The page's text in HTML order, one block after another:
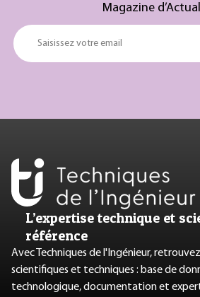
Magazine
Saisissez votre email
L’expertise technique et
référence
Avec Techniques de l'Ingénieur,
scientifiques et techniques : base de
technologique, documentation et